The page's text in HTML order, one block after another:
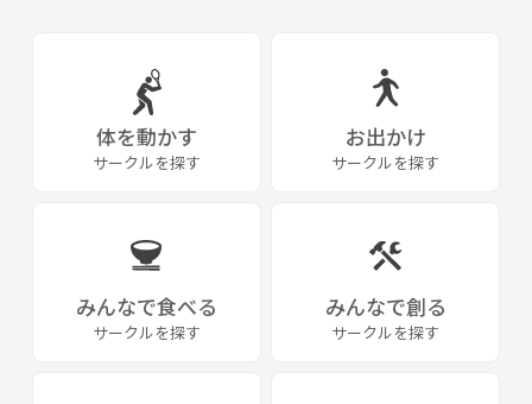
体を動かす
サークルを探す
お出かけ
サークルを探す
みんなで食べる
サークルを探す
みんなで創る
サークルを探す